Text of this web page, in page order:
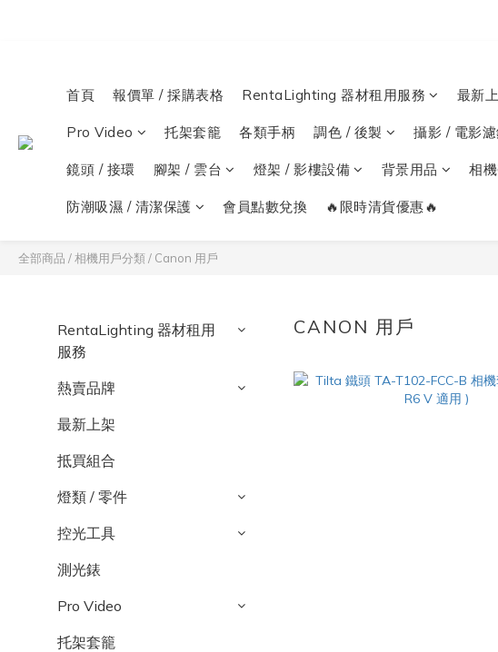
首頁 報價單 / 採購表格 RentaLighting 器材租用服務 最新
Pro Video 托架套籠 各類手柄 調色 / 後製 攝影 / 電影
鏡頭 / 接環 腳架 / 雲台 燈架 / 影樓設備 背景用品 相
防潮吸濕 / 清潔保護 會員點數兌換 🔥限時清貨優惠🔥
全部商品 /相機用戶分類/ Canon 用戶
RentaLighting 器材租用
服務
熱賣品牌
最新上架
抵買組合
燈類 / 零件
控光工具
測光錶
Pro Video
托架套籠
CANON 用戶